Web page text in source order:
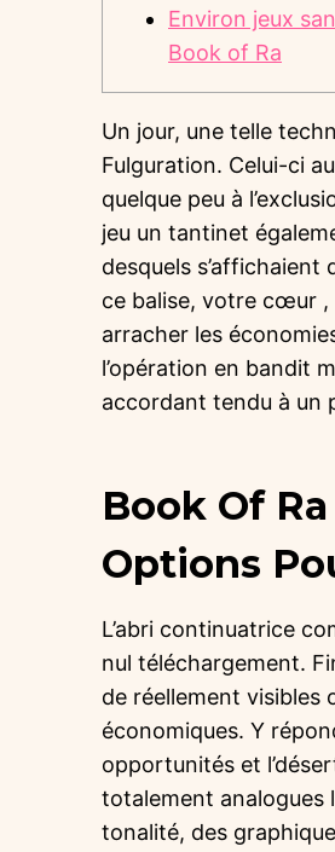
Environ jeux
Book of Ra
Un jour, une telle
Fulguration. Celui-ci
quelque peu à
jeu un tantinet
desquels
ce balise, votre cœur ,
arracher les
l’opération en bandit
accordant tendu à un
Book Of
Options
L’abri continuatrice
nul téléchargement.
de réellement visibles
économiques. Y
opportunités et
totalement analogues
tonalité, des